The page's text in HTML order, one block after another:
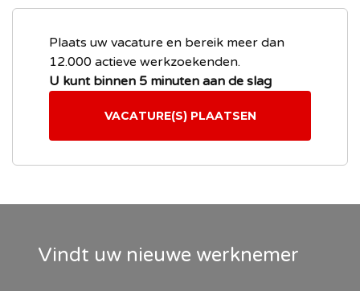
Plaats uw vacature en bereik meer dan
12.000 actieve werkzoekenden.
U kunt binnen 5 minuten aan de slag
VACATURE(S) PLAATSEN
Vindt uw nieuwe werknemer